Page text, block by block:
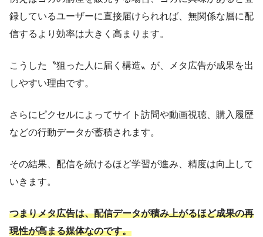
録しているユーザーに直接届けられれば、無関係な層に配
信するより効率は大きく高まります。
こうした〝狙った人に届く構造〟が、メタ広告が成果を出
しやすい理由です。
さらにピクセルによってサイト訪問や動画視聴、購入履歴
などの行動データが蓄積されます。
その結果、配信を続けるほど学習が進み、精度は向上して
いきます。
つまりメタ広告は、配信データが積み上がるほど成果の再
現性が高まる媒体なのです。